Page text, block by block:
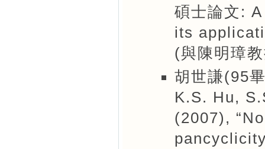
碩士論文:
its
(與陳明璋
胡世謙(95
K.S. Hu,
(2007),